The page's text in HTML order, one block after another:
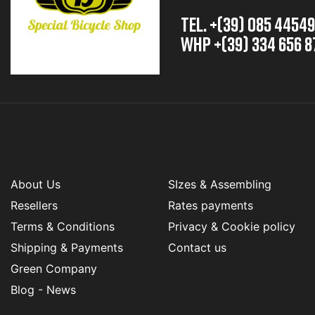
TEL. +(39) 085
whp +(39) 334 656
About Us
Resellers
Terms & Conditions
Shipping & Payments
Green Company
Blog - News
SIzes & Assembling
Rates payments
Privacy & Cookie policy
Contact us